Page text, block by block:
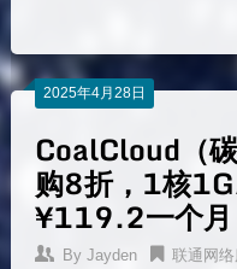
2025年4月28日
CoalCloud（
购8折，1核
¥119.2一个月
By Jayden 联通网